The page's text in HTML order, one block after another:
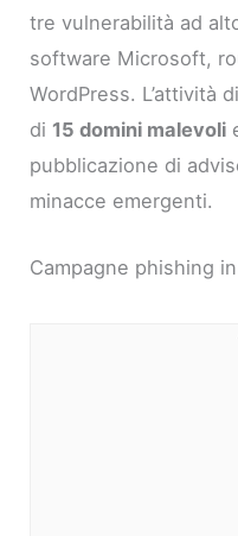
tre vulnerabilità ad
software Microsoft,
WordPress. L’attività
di 15 domini malevoli
pubblicazione di
minacce emergenti.
Campagne phishing